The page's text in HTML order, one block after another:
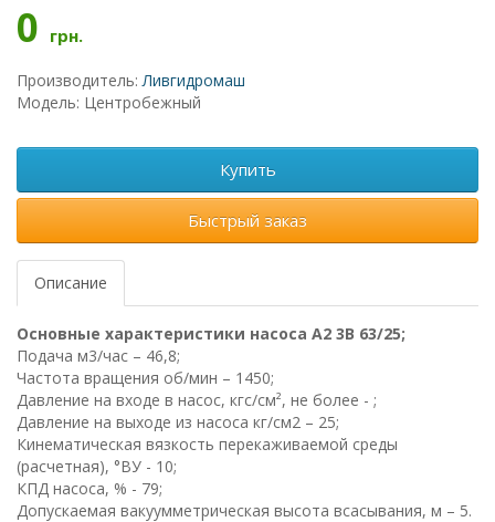
0 грн.
Производитель:Ливгидромаш
Модель: Центробежный
Купить
Быстрый заказ
Описание
Основные характеристики насоса А2 3В 63/25;
Подача м3/час – 46,8;
Частота вращения об/мин – 1450;
Давление на входе в насос, кгс/см², не более - ;
Давление на выходе из насоса кг/см2 – 25;
Кинематическая вязкость перекаживаемой среды
(расчетная), °ВУ - 10;
КПД насоса, % - 79;
Допускаемая вакуумметрическая высота всасывания, м – 5.